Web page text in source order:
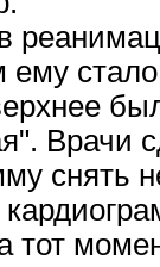
ему
Врачи
снять
тот